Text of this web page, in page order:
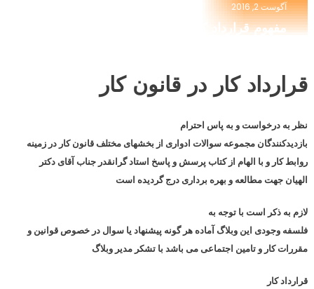
آگوست 2, 2016
مفهوم قرارداد کار مدت معین موقت
قرارداد کار در قانون کار
نظر به درخواست و به پاس احترام
بازدیدکنندگان مجموعه سوالات ادواری از بخشهای مختلف قانون کار در زمینه
روابط کار و با الهام از کتاب پرسش و پاسخ استاد گرانقدر جناب آقای دکتر
الهیان جهت مطالعه و بهره برداری درج گردیده است
لازم به ذکر است با توجه به
فلسفه وجودی این وبلاگ آماده هر گونه پیشنهاد یا سوال در خصوص قوانین و
مقررات کار و تامین اجتماعی می باشد با تشکر مدیر وبلاگ
قرارداد کار